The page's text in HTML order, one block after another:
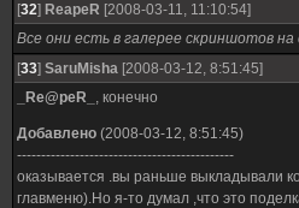
[32] ReapeR [2008-03-11, 11:10:54]
Все они есть в галерее скриншотов
[33] SaruMisha [2008-03-12, 8:51:45]
_Re@peR_ , конечно
Добавлено (2008-03-12, 8:51:45)
---------------------------------------------
оказывается .вы раньше выкладывали
главменю).Но я-то думал ,что это